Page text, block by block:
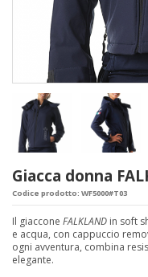
Giacca donna
Codice prodotto: WF5000#T03
Il giaccone FALKLAND in soft
e acqua, con cappuccio
ogni avventura, combina
elegante.